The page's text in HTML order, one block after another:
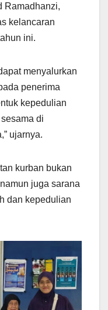
Ramadhanzi,
kelancaran
ini.
menyalurkan
penerima
kepedulian
di
ujarnya.
kurban bukan
juga sarana
dan kepedulian